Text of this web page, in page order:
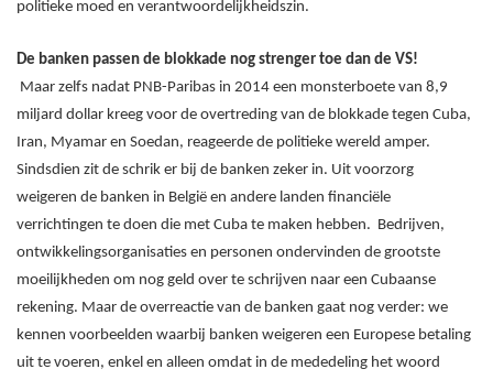
politieke moed en verantwoordelijkheidszin.
De banken passen de blokkade nog strenger toe dan de VS!
Maar zelfs nadat PNB-Paribas in 2014 een monsterboete van 8,9
miljard dollar kreeg voor de overtreding van de blokkade tegen Cuba,
Iran, Myamar en Soedan, reageerde de politieke wereld amper.
Sindsdien zit de schrik er bij de banken zeker in. Uit voorzorg
weigeren de banken in België en andere landen financiële
verrichtingen te doen die met Cuba te maken hebben. Bedrijven,
ontwikkelingsorganisaties en personen ondervinden de grootste
moeilijkheden om nog geld over te schrijven naar een Cubaanse
rekening. Maar de overreactie van de banken gaat nog verder: we
kennen voorbeelden waarbij banken weigeren een Europese betaling
uit te voeren, enkel en alleen omdat in de mededeling het woord